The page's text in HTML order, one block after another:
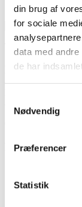
din brug af
for sociale
data med
de har
Nødvendig
Præferencer
Statistik
Træk og slip
Foreningen af
Populære sider
Vedtægter